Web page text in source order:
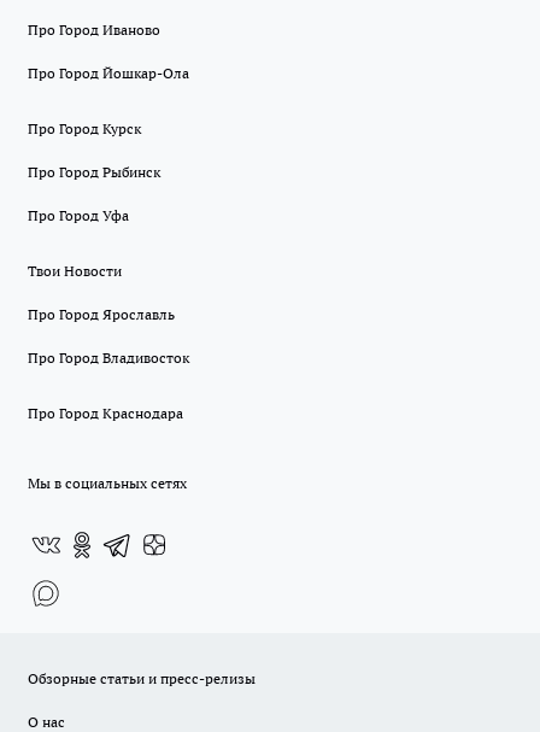
Про Город Иваново
Про Город Йошкар-Ола
Про Город Курск
Про Город Рыбинск
Про Город Уфа
Твои Новости
Про Город Ярославль
Про Город Владивосток
Про Город Краснодара
Мы в социальных сетях
Обзорные статьи и пресс-релизы
О нас